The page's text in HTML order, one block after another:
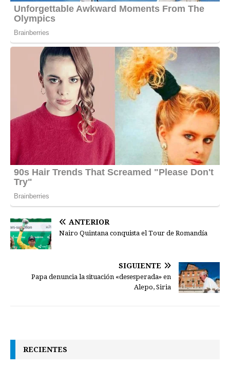
ANTERIOR
Nairo Quintana conquista el Tour de Romandía
SIGUIENTE
Papa denuncia la situación «desesperada» en
Alepo, Siria
RECIENTES